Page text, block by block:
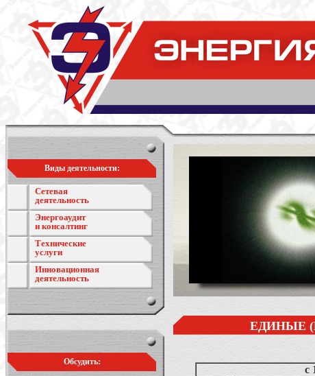
Виды деятельности:
Сетевая
деятельность
Энергоаудит
и консалтинг
Технические
услуги
Инновационная
деятельность
Обсудить:
ЕДИНЫЕ
с